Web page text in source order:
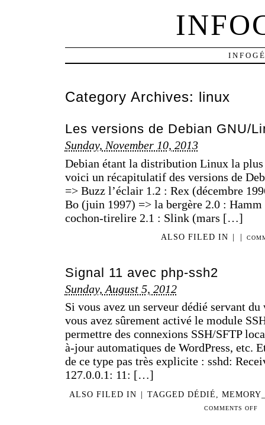
Category Archives: linux
Les versions de Debian GNU/
Sunday, November 10, 2013
Debian étant la distribution Linux la plus
voici un récapitulatif des versions de
=> Buzz l’éclair 1.2 : Rex (décembre
Bo (juin 1997) => la bergère 2.0 :
cochon-tirelire 2.1 : Slink (mars […]
ALSO FILED IN | |
Signal 11 avec php-ssh2
Sunday, August 5, 2012
Si vous avez un serveur dédié servant du
vous avez sûrement activé le module
permettre des connexions SSH/SFTP
à-jour automatiques de WordPress, etc.
de ce type pas très explicite : sshd:
127.0.0.1: 11: […]
ALSO FILED IN | TAGGED DÉDIÉ
COMMENTS OFFON